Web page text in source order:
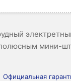
мини-
Официальная